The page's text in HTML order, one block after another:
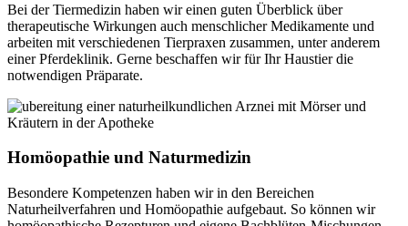
Bei der Tiermedizin haben wir einen guten Überblick über
therapeutische Wirkungen auch menschlicher Medikamente und
arbeiten mit verschiedenen Tierpraxen zusammen, unter anderem
einer Pferdeklinik. Gerne beschaffen wir für Ihr Haustier die
notwendigen Präparate.
Homöopathie und Naturmedizin
Besondere Kompetenzen haben wir in den Bereichen
Naturheilverfahren und Homöopathie aufgebaut. So können wir